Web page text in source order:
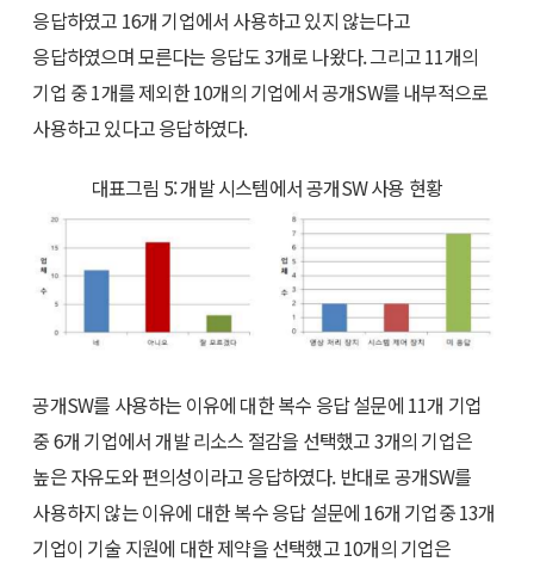
응답하였고 16개 기업에서 사용하고 있지 않는다고
응답하였으며 모른다는 응답도 3개로 나왔다. 그리고 11개의
기업 중 1개를 제외한 10개의 기업에서 공개SW를 내부적으로
사용하고 있다고 응답하였다.
대표그림 5: 개발 시스템에서 공개SW 사용 현황
공개SW를 사용하는 이유에 대한 복수 응답 설문에 11개 기업
중 6개 기업에서 개발 리소스 절감을 선택했고 3개의 기업은
높은 자유도와 편의성이라고 응답하였다. 반대로 공개SW를
사용하지 않는 이유에 대한 복수 응답 설문에 16개 기업중 13개
기업이 기술 지원에 대한 제약을 선택했고 10개의 기업은